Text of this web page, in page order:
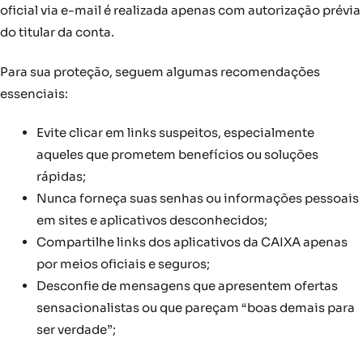
oficial via e-mail é realizada apenas com autorização prévia
do titular da conta.
Para sua proteção, seguem algumas recomendações
essenciais:
Evite clicar em links suspeitos, especialmente
aqueles que prometem benefícios ou soluções
rápidas;
Nunca forneça suas senhas ou informações pessoais
em sites e aplicativos desconhecidos;
Compartilhe links dos aplicativos da CAIXA apenas
por meios oficiais e seguros;
Desconfie de mensagens que apresentem ofertas
sensacionalistas ou que pareçam “boas demais para
ser verdade”;